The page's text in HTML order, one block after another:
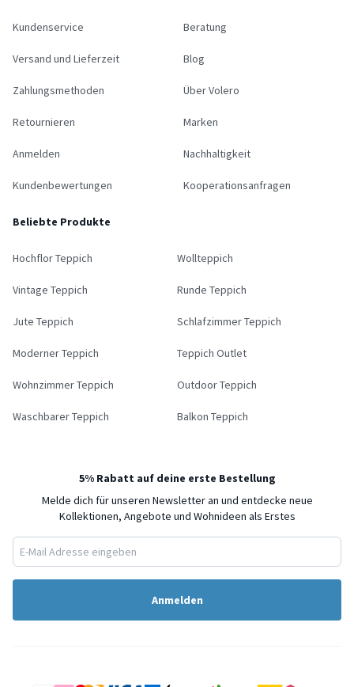
Kundenservice
Versand und Lieferzeit
Zahlungsmethoden
Retournieren
Anmelden
Kundenbewertungen
Beratung
Blog
Über Volero
Marken
Nachhaltigkeit
Kooperationsanfragen
Beliebte Produkte
Hochflor Teppich Wollteppich
Vintage Teppich Runde Teppich
Jute Teppich Schlafzimmer Teppich
Moderner Teppich Teppich Outlet
Wohnzimmer Teppich Outdoor Teppich
Waschbarer Teppich Balkon Teppich
5% Rabatt auf deine erste Bestellung
Melde dich für unseren Newsletter an und entdecke neue
Kollektionen, Angebote und Wohnideen als Erstes
Anmelden